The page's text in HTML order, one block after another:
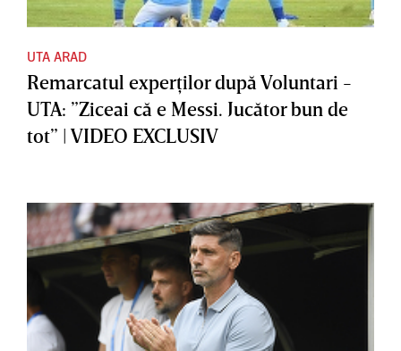
UTA ARAD
Remarcatul experţilor după Voluntari -
UTA: ”Ziceai că e Messi. Jucător bun de
tot” | VIDEO EXCLUSIV